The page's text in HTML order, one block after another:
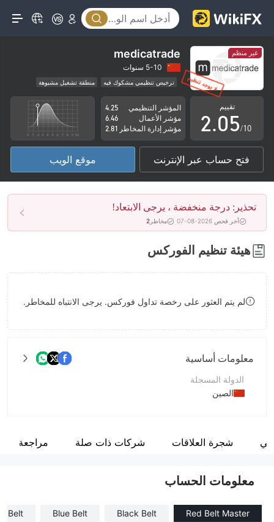
غير منظم medicatrade
5-10 سنوات
ترخيص تنظيمي مشكوك فيه
منطقة تشغيل مشبوهة
مخاطر عالية
تقييم
0
1
2
3
4
5
6
7
8
9
.0
1
2
3
4
5
6
7
1
2
3
4
5
6
7
8
9
/10
المؤشر التنظيمي
4.25
مؤشر الأعمال
6.46
مؤشر إدارة المخاطر 2.81
فتح حساب عبر الإنترنت موقع الويب
تحذير: درجة منخفضة ، يرجى الابتعاد!
آخر فحص 2026-08-07 مخاطر 2
هيئة تنظيم الفوركس
لم يتم العثور على رخصة تداول فوركس. يرجى الانتباه للمخاطر.
معلومات أساسية
الدولة المسجلة
الصين
اسم الشركة
شجرة العلاقات شركات ذات صلة مراجعة
معلومات الحساب
Red Belt Master
Black Belt
Blue Belt
Belt